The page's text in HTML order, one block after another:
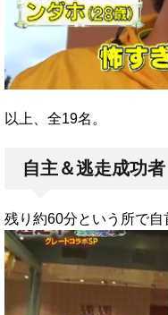
以上、全19名。
自主＆逃走成功者
残り約60分という所で自